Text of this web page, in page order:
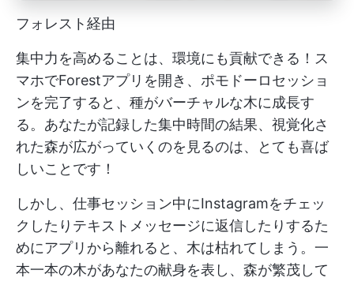
フォレスト経由
集中力を高めることは、環境にも貢献できる！ス
マホでForestアプリを開き、ポモドーロセッショ
ンを完了すると、種がバーチャルな木に成長す
る。あなたが記録した集中時間の結果、視覚化さ
れた森が広がっていくのを見るのは、とても喜ば
しいことです！
しかし、仕事セッション中にInstagramをチェッ
クしたりテキストメッセージに返信したりするた
めにアプリから離れると、木は枯れてしまう。一
本一本の木があなたの献身を表し、森が繁茂して